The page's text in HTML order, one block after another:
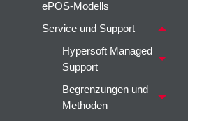
ePOS-Modells
Service und Support
Hypersoft Managed
Support
Begrenzungen und
Methoden